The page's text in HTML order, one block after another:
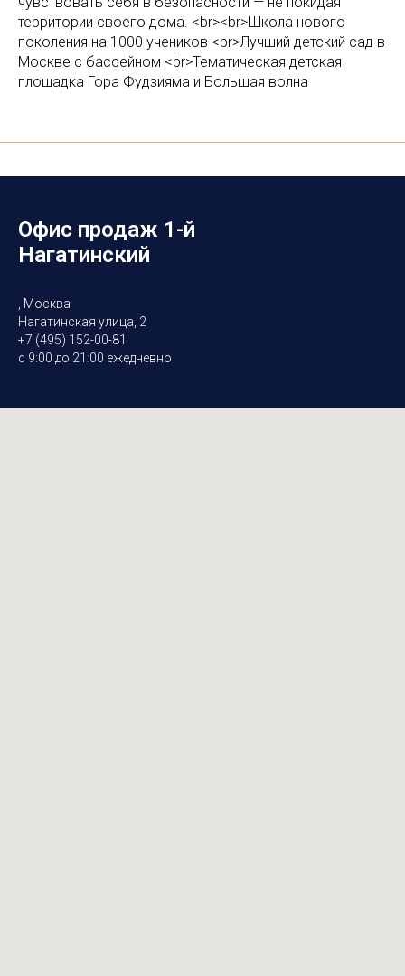
территории своего дома. <br><br>Школа нового
поколения на 1000 учеников <br>Лучший детский сад в
Москве с бассейном <br>Тематическая детская
площадка Гора Фудзияма и Большая волна
Офис продаж 1-й
Нагатинский
, Москва
Нагатинская улица, 2
+7 (495) 152-00-81
с 9:00 до 21:00 ежедневно